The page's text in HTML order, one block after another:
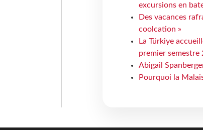
excursions en
Des vacances
coolcation »
La Türkiye
premier semestre
Abigail
Pourquoi la